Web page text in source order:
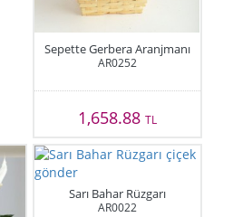
Sepette Gerbera Aranjmanı
AR0252
1,658.88 TL
Sarı Bahar Rüzgarı
AR0022